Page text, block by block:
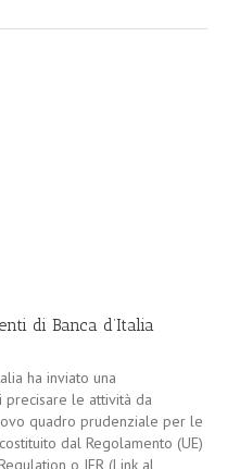
di Banca d’Italia
ha inviato una
precisare le attività da
quadro prudenziale per le
dal Regolamento (UE)
o IFR (Link al